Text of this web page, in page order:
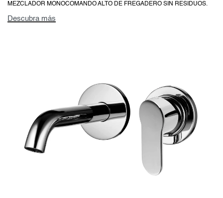
MEZCLADOR MONOCOMANDO ALTO DE FREGADERO SIN RESIDUOS.
Descubra más